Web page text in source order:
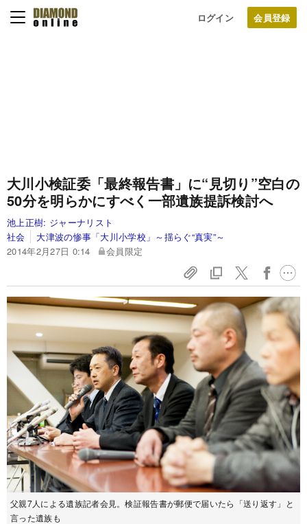
ログイン
大川小検証委「最終報告書」に“見切り”空白の
50分を明らかにすべく一部遺族提訴検討へ
池上正樹: ジャーナリスト
社会
大津波の惨事「大川小学校」～揺らぐ“真実”～
2014年2月27日 0:14
会員限定
父親7人による遺族記者会見。検証報告書が郵便で届いたら「送り返す」と
言った遺族も